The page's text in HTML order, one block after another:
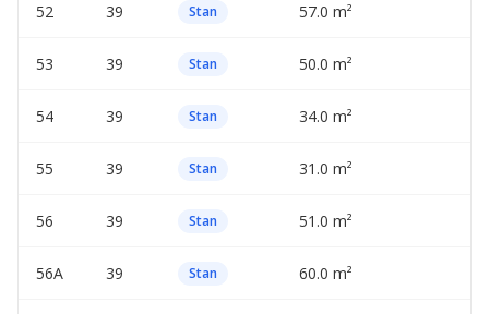
52 39 Stan 57.0 m²
53 39 Stan 50.0 m²
54 39 Stan 34.0 m²
55 39 Stan 31.0 m²
56 39 Stan 51.0 m²
56A 39 Stan 60.0 m²